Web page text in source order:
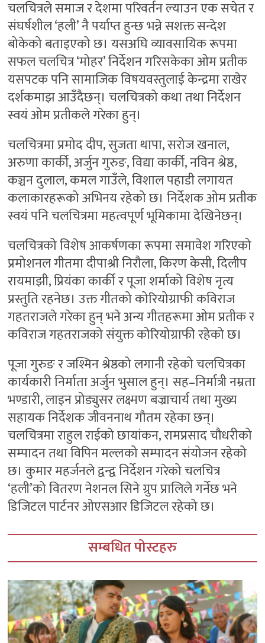
चलचित्रले समाज र देशमा परिवर्तन ल्याउन एक सचेत र
संघर्षशील ‘हली’ नै पर्याप्त हुन्छ भन्ने सशक्त सन्देश
बोकेको बताइएको छ। यसअघि व्यावसायिक रूपमा
सफल चलचित्र ‘मोहर’ निर्देशन गरिसकेका ओम प्रतीक
यसपटक पनि सामाजिक विषयवस्तुलाई केन्द्रमा राखेर
दर्शकमाझ आउँदैछन्। चलचित्रको कथा तथा निर्देशन
स्वयं ओम प्रतीकले गरेका हुन्।
चलचित्रमा प्रमोद दीप, सुजता थापा, सरोज खनाल,
अरुणा कार्की, अर्जुन गुरुङ, विद्या कार्की, नविन श्रेष्ठ,
कञ्चन दुलाल, कमल गाउँले, विशाल पहाडी लगायत
कलाकारहरूको अभिनय रहेको छ। निर्देशक ओम प्रतीक
स्वयं पनि चलचित्रमा महत्वपूर्ण भूमिकामा देखिनेछन्।
चलचित्रको विशेष आकर्षणका रूपमा समावेश गरिएको
प्रमोशनल गीतमा दीपाश्री निरौला, किरण केसी, दिलीप
रायमाझी, प्रियंका कार्की र पूजा शर्माको विशेष नृत्य
प्रस्तुति रहनेछ। उक्त गीतको कोरियोग्राफी कविराज
गहतराजले गरेका हुन् भने अन्य गीतहरूमा ओम प्रतीक र
कविराज गहतराजको संयुक्त कोरियोग्राफी रहेको छ।
पूजा गुरुङ र जश्मिन श्रेष्ठको लगानी रहेको चलचित्रका
कार्यकारी निर्माता अर्जुन भुसाल हुन्। सह–निर्मात्री नम्रता
भण्डारी, लाइन प्रोड्युसर लक्ष्मण बज्राचार्य तथा मुख्य
सहायक निर्देशक जीवननाथ गौतम रहेका छन्।
चलचित्रमा राहुल राईको छायांकन, रामप्रसाद चौधरीको
सम्पादन तथा विपिन मल्लको सम्पादन संयोजन रहेको
छ। कुमार महर्जनले द्वन्द्व निर्देशन गरेको चलचित्र
‘हली’को वितरण नेशनल सिने ग्रुप प्रालिले गर्नेछ भने
डिजिटल पार्टनर ओएसआर डिजिटल रहेको छ।
सम्बधित पोस्टहरु